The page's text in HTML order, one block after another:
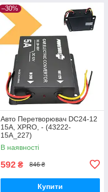
–30%
Авто Перетворювач DC24-12
15A, XPRO, - (43222-
15A_227)
В наявності
592 ₴ 846 ₴
Купити